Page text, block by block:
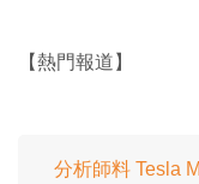
【熱門報道】
分析師料 Tesla